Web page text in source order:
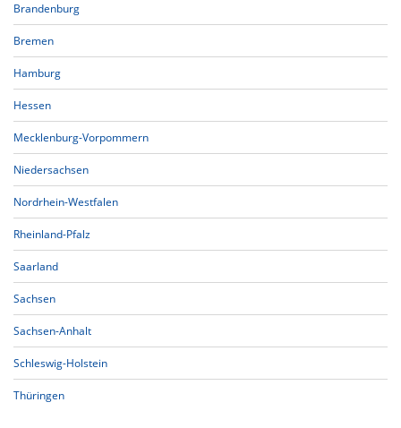
Brandenburg
Bremen
Hamburg
Hessen
Mecklenburg-Vorpommern
Niedersachsen
Nordrhein-Westfalen
Rheinland-Pfalz
Saarland
Sachsen
Sachsen-Anhalt
Schleswig-Holstein
Thüringen